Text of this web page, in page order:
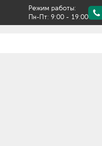
Режим работы:
Пн-Пт: 9:00 - 19:00